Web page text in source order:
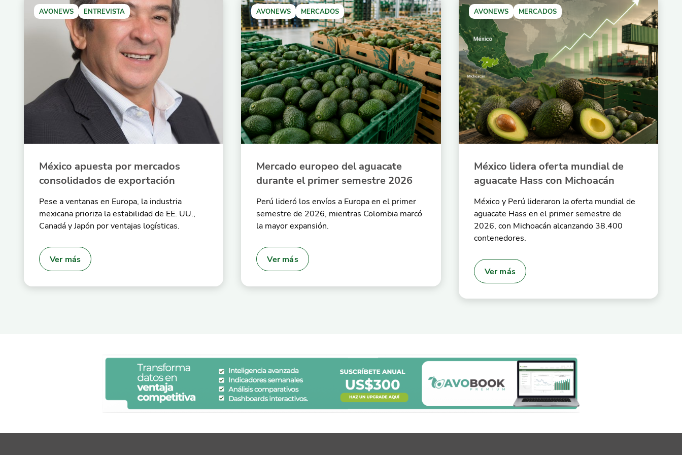
AVONEWS ENTREVISTA
México apuesta por mercados
consolidados de exportación
Pese a ventanas en Europa, la industria
mexicana prioriza la estabilidad de EE. UU.,
Canadá y Japón por ventajas logísticas.
Ver más
AVONEWS MERCADOS
Mercado europeo del aguacate
durante el primer semestre 2026
Perú lideró los envíos a Europa en el primer
semestre de 2026, mientras Colombia marcó
la mayor expansión.
Ver más
AVONEWS MERCADOS
México lidera oferta mundial de
aguacate Hass con Michoacán
México y Perú lideraron la oferta mundial de
aguacate Hass en el primer semestre de
2026, con Michoacán alcanzando 38.400
contenedores.
Ver más